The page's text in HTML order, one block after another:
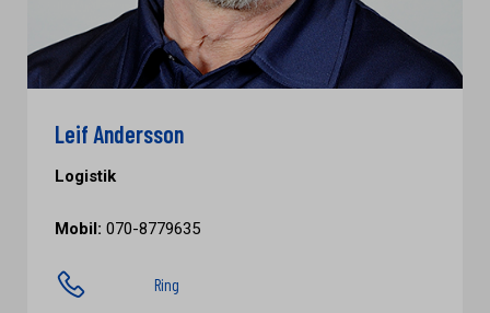
Leif Andersson
Logistik
Mobil: 070-8779635
Ring